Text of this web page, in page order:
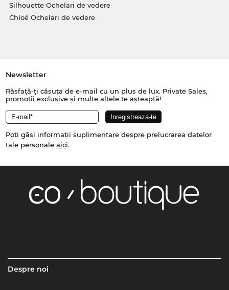
Silhouette Ochelari de vedere
Chloé Ochelari de vedere
Newsletter
Răsfață-ți căsuța de e-mail cu un plus de lux. Private Sales,
promoții exclusive și multe altele te așteaptă!
Poți găsi informații suplimentare despre prelucrarea datelor
tale personale aici.
Despre noi